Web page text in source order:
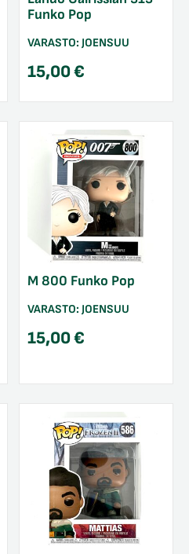
Funko Pop
VARASTO: JOENSUU
15,00€
M 800 Funko Pop
VARASTO: JOENSUU
15,00€